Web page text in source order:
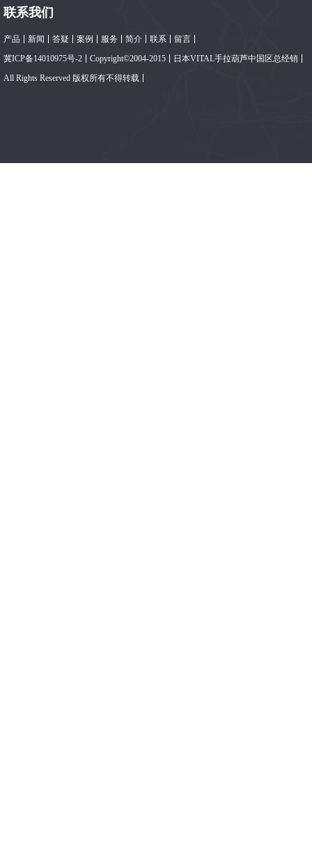
联系我们
产品 新闻 答疑 案例 服务 简介 联系
留言
冀ICP备14010975号-2
Copyright©2004-2015
日本VITAL手拉葫芦中国区总经销
All Rights Reserved 版权所有不得转载